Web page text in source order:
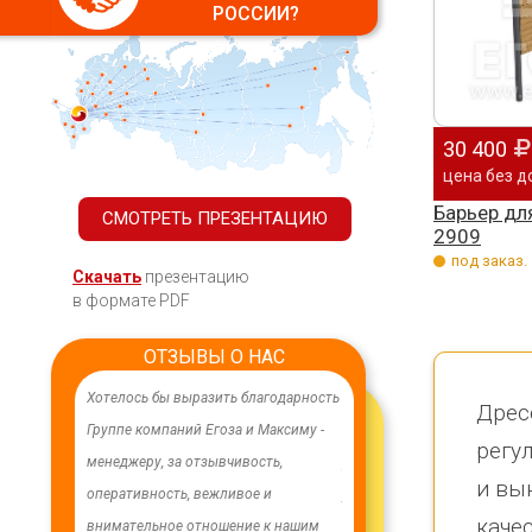
РОССИИ?
СМОТРЕТЬ ПРЕЗЕНТАЦИЮ
Скачать презентацию
в формате PDF
ОТЗЫВЫ О НАС
Хотелось бы выразить благодарность
Группе компаний Егоза и Максиму -
менеджеру, за отзывчивость,
оперативность, вежливое и
внимательное отношение к нашим
В целях устойчивого водоснабжения,
в п. Бага-Чонос проведены
ремонтные работы на водозаборе:
установлена водонапорная башня
Рожновского, емкостью 100 м3;
30 400
цена без
Барьер
2909
под заказ.
и